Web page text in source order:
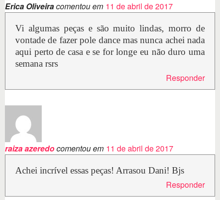
Erica Oliveiracomentou em 11 de abril de 2017
Vi algumas peças e são muito lindas, morro de
vontade de fazer pole dance mas nunca achei nada
aqui perto de casa e se for longe eu não duro uma
semana rsrs
Responder
raiza azeredocomentou em 11 de abril de 2017
Achei incrível essas peças! Arrasou Dani! Bjs
Responder